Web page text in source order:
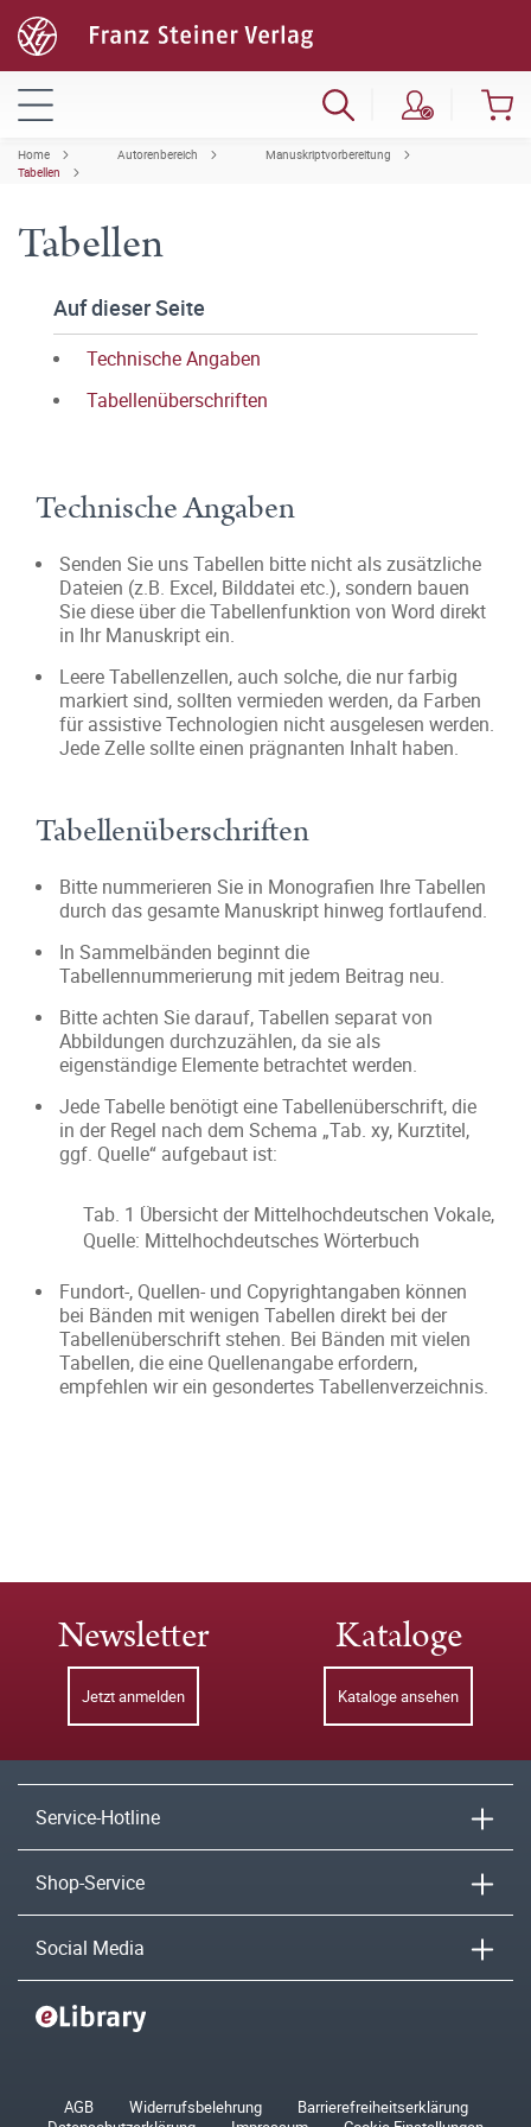
Home Autorenbereich
Manuskriptvorbereitung
Tabellen
Tabellen
Auf dieser Seite
Technische Angaben
Tabellenüberschriften
Technische Angaben
Senden Sie uns Tabellen bitte nicht als zusätzliche
Dateien (z.B. Excel, Bilddatei etc.), sondern bauen
Sie diese über die Tabellenfunktion von Word direkt
in Ihr Manuskript ein.
Leere Tabellenzellen, auch solche, die nur farbig
markiert sind, sollten vermieden werden, da Farben
für assistive Technologien nicht ausgelesen werden.
Jede Zelle sollte einen prägnanten Inhalt haben.
Tabellenüberschriften
Bitte nummerieren Sie in Monografien Ihre Tabellen
durch das gesamte Manuskript hinweg fortlaufend.
In Sammelbänden beginnt die
Tabellennummerierung mit jedem Beitrag neu.
Bitte achten Sie darauf, Tabellen separat von
Abbildungen durchzuzählen, da sie als
eigenständige Elemente betrachtet werden.
Jede Tabelle benötigt eine Tabellenüberschrift, die
in der Regel nach dem Schema „Tab. xy, Kurztitel,
ggf. Quelle“ aufgebaut ist:
Tab. 1 Übersicht der Mittelhochdeutschen Vokale,
Quelle: Mittelhochdeutsches Wörterbuch
Fundort-, Quellen- und Copyrightangaben können
bei Bänden mit wenigen Tabellen direkt bei der
Tabellenüberschrift stehen. Bei Bänden mit vielen
Tabellen, die eine Quellenangabe erfordern,
empfehlen wir ein gesondertes Tabellenverzeichnis.
Newsletter
Jetzt anmelden
Kataloge
Kataloge ansehen
Service-Hotline
Shop-Service
Social Media
AGB Widerrufsbelehrung
Barrierefreiheitserklärung